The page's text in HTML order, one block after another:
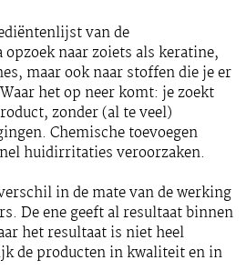
van de
opzoek naar zoiets als keratine,
maar ook naar stoffen die je er
het op neer komt: je zoekt
zonder (al te veel)
Chemische toevoegen
huidirritaties veroorzaken.
in de mate van de werking
De ene geeft al resultaat binnen
het resultaat is niet heel
de producten in kwaliteit en in